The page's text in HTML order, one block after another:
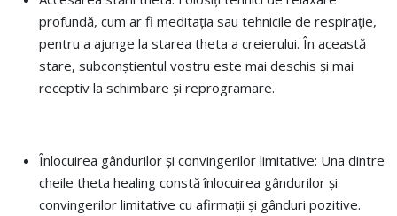
profundă, cum ar fi meditația sau tehnicile de respirație,
pentru a ajunge la starea theta a creierului. În această
stare, subconștientul vostru este mai deschis și mai
receptiv la schimbare și reprogramare.
Înlocuirea gândurilor și convingerilor limitative: Una dintre
cheile theta healing constă înlocuirea gândurilor și
convingerilor limitative cu afirmații și gânduri pozitive.